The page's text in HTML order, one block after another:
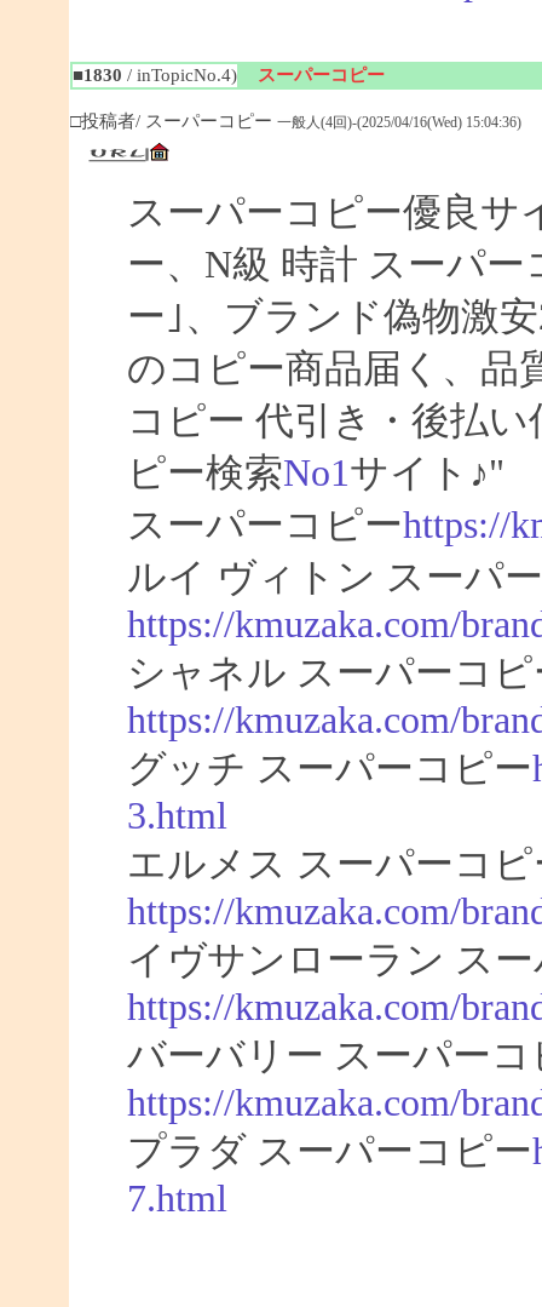
■1830 / inTopicNo.4) スーパーコピー
□投稿者/ スーパーコピー 一般人(4回)-(2025/04/16(Wed) 15:04:36)
スーパーコピー優良サ
ー、N級 時計 スーパ
ー｣、ブランド偽物激
のコピー商品届く、品
コピー 代引き・後払
ピー検索No1サイト♪"
スーパーコピーhttps://
ルイ ヴィトン スーパ
https://kmuzaka.com/
シャネル スーパーコピ
https://kmuzaka.com/
グッチ スーパーコピー
3.html
エルメス スーパーコピ
https://kmuzaka.com/
イヴサンローラン ス
https://kmuzaka.com/
バーバリー スーパーコ
https://kmuzaka.com/
プラダ スーパーコピー
7.html